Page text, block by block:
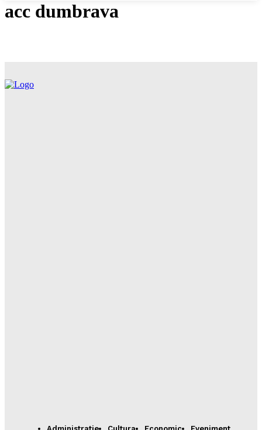
acc dumbrava